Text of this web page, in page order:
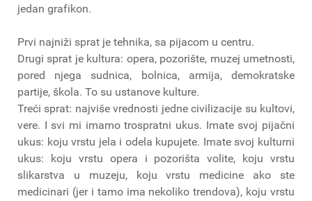
jedan grafikon.
Prvi najniži sprat je tehnika, sa pijacom u centru.
Drugi sprat je kultura: opera, pozorište, muzej umetnosti,
pored njega sudnica, bolnica, armija, demokratske
partije, škola. To su ustanove kulture.
Treći sprat: najviše vrednosti jedne civilizacije su kultovi,
vere. I svi mi imamo trospratni ukus. Imate svoj pijačni
ukus: koju vrstu jela i odela kupujete. Imate svoj kulturni
ukus: koju vrstu opera i pozorišta volite, koju vrstu
slikarstva u muzeju, koju vrstu medicine ako ste
medicinari (jer i tamo ima nekoliko trendova), koju vrstu